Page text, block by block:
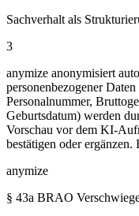
Sachverhalt als
3
anymize anonymisiert
personenbezogener
Personalnummer,
Geburtsdatum) werden
Vorschau vor dem KI-
bestätigen oder
anymize
§ 43a BRAO